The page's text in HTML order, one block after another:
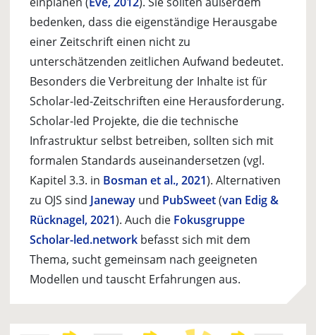
bedenken, dass die eigenständige Herausgabe
einer Zeitschrift einen nicht zu
unterschätzenden zeitlichen Aufwand bedeutet.
Besonders die Verbreitung der Inhalte ist für
Scholar-led-Zeitschriften eine Herausforderung.
Scholar-led Projekte, die die technische
Infrastruk­tur selbst betreiben, sollten sich mit
formalen Standards auseinander­setzen (vgl.
Kapitel 3.3. in Bosman et al., 2021). Alternativen
zu OJS sind Janeway und PubSweet(van Edig &
Rücknagel, 2021). Auch die Fokusgruppe
Scholar-led.network befasst sich mit dem
Thema, sucht gemeinsam nach geeigneten
Modellen und tauscht Erfahrungen aus.